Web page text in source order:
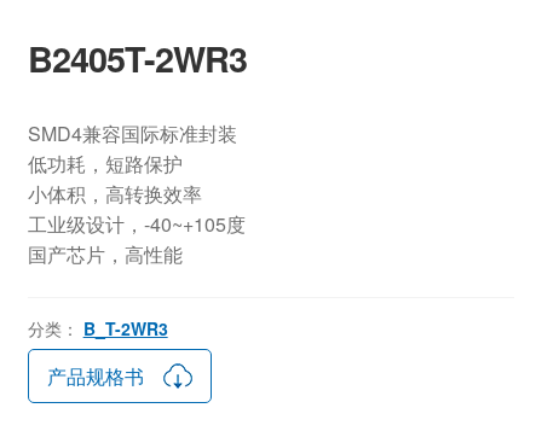
B2405T-2WR3
SMD4兼容国际标准封装
低功耗，短路保护
小体积，高转换效率
工业级设计，-40~+105度
国产芯片，高性能
分类： B_T-2WR3
产品规格书